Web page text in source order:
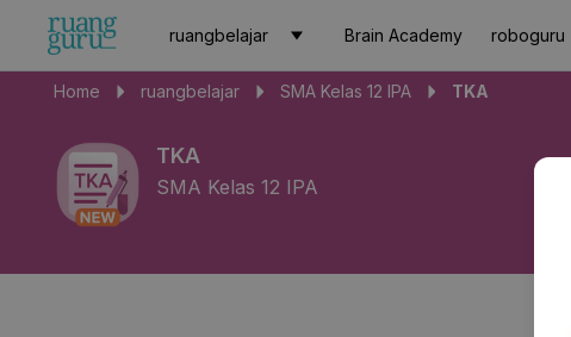
ruangbelajar Brain Academy roboguru
Home ruangbelajar SMA Kelas 12 IPA TKA
TKA
SMA Kelas 12 IPA